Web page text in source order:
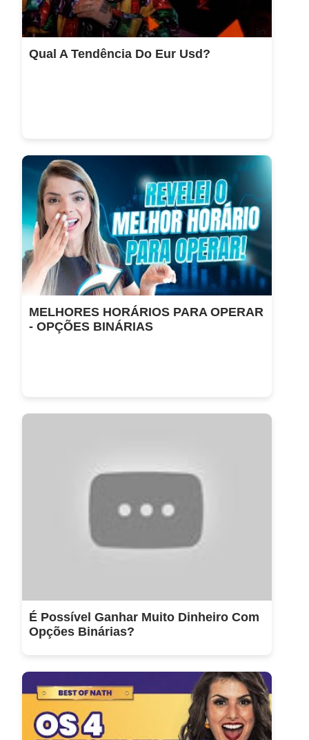
Qual A Tendência Do Eur Usd?
MELHORES HORÁRIOS PARA OPERAR
- OPÇÕES BINÁRIAS
É Possível Ganhar Muito Dinheiro Com
Opções Binárias?